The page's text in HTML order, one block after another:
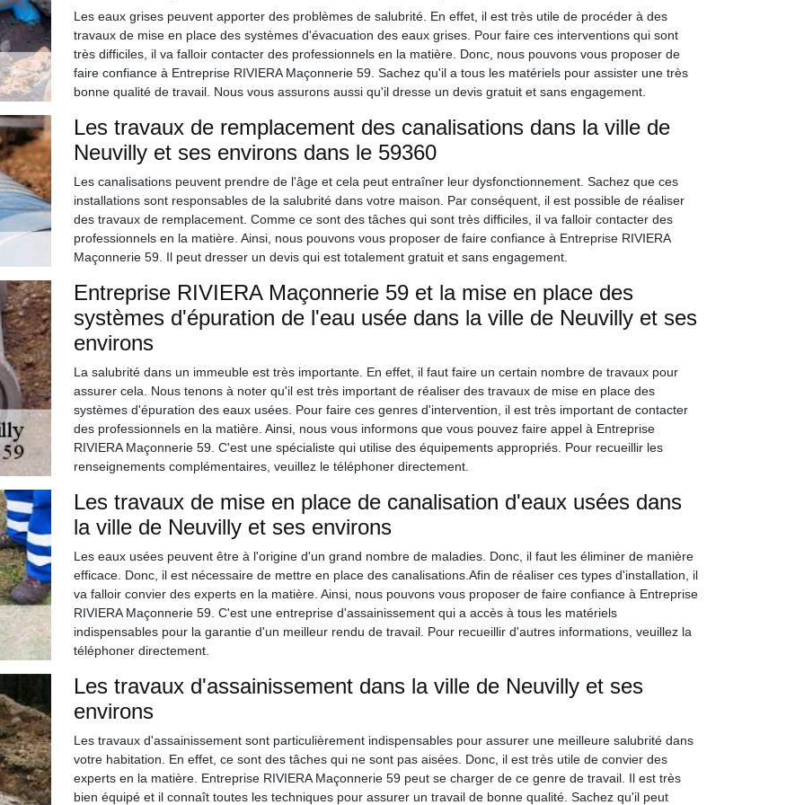
Les eaux grises peuvent apporter des problèmes de salubrité. En effet, il est très utile de procéder à des
travaux de mise en place des systèmes d'évacuation des eaux grises. Pour faire ces interventions qui sont
très difficiles, il va falloir contacter des professionnels en la matière. Donc, nous pouvons vous proposer de
faire confiance à Entreprise RIVIERA Maçonnerie 59. Sachez qu'il a tous les matériels pour assister une très
bonne qualité de travail. Nous vous assurons aussi qu'il dresse un devis gratuit et sans engagement.
Les travaux de remplacement des canalisations dans la ville de
Neuvilly et ses environs dans le 59360
Les canalisations peuvent prendre de l'âge et cela peut entraîner leur dysfonctionnement. Sachez que ces
installations sont responsables de la salubrité dans votre maison. Par conséquent, il est possible de réaliser
des travaux de remplacement. Comme ce sont des tâches qui sont très difficiles, il va falloir contacter des
professionnels en la matière. Ainsi, nous pouvons vous proposer de faire confiance à Entreprise RIVIERA
Maçonnerie 59. Il peut dresser un devis qui est totalement gratuit et sans engagement.
Entreprise RIVIERA Maçonnerie 59 et la mise en place des
systèmes d'épuration de l'eau usée dans la ville de Neuvilly et ses
environs
La salubrité dans un immeuble est très importante. En effet, il faut faire un certain nombre de travaux pour
assurer cela. Nous tenons à noter qu'il est très important de réaliser des travaux de mise en place des
systèmes d'épuration des eaux usées. Pour faire ces genres d'intervention, il est très important de contacter
des professionnels en la matière. Ainsi, nous vous informons que vous pouvez faire appel à Entreprise
RIVIERA Maçonnerie 59. C'est une spécialiste qui utilise des équipements appropriés. Pour recueillir les
renseignements complémentaires, veuillez le téléphoner directement.
Les travaux de mise en place de canalisation d'eaux usées dans
la ville de Neuvilly et ses environs
Les eaux usées peuvent être à l'origine d'un grand nombre de maladies. Donc, il faut les éliminer de manière
efficace. Donc, il est nécessaire de mettre en place des canalisations.Afin de réaliser ces types d'installation, il
va falloir convier des experts en la matière. Ainsi, nous pouvons vous proposer de faire confiance à Entreprise
RIVIERA Maçonnerie 59. C'est une entreprise d'assainissement qui a accès à tous les matériels
indispensables pour la garantie d'un meilleur rendu de travail. Pour recueillir d'autres informations, veuillez la
téléphoner directement.
Les travaux d'assainissement dans la ville de Neuvilly et ses
environs
Les travaux d'assainissement sont particulièrement indispensables pour assurer une meilleure salubrité dans
votre habitation. En effet, ce sont des tâches qui ne sont pas aisées. Donc, il est très utile de convier des
experts en la matière. Entreprise RIVIERA Maçonnerie 59 peut se charger de ce genre de travail. Il est très
bien équipé et il connaît toutes les techniques pour assurer un travail de bonne qualité. Sachez qu'il peut